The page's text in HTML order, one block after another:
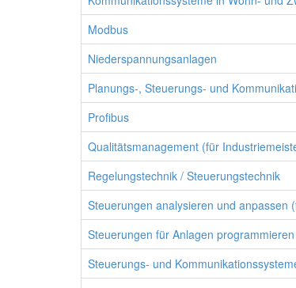
Modbus
Niederspannungsanlagen
Planungs-, Steuerungs- und
Profibus
Qualitätsmanagement (für
Regelungstechnik / Steuerungstechnik
Steuerungen analysieren und anpassen
Steuerungen für Anlagen
Steuerungs- und